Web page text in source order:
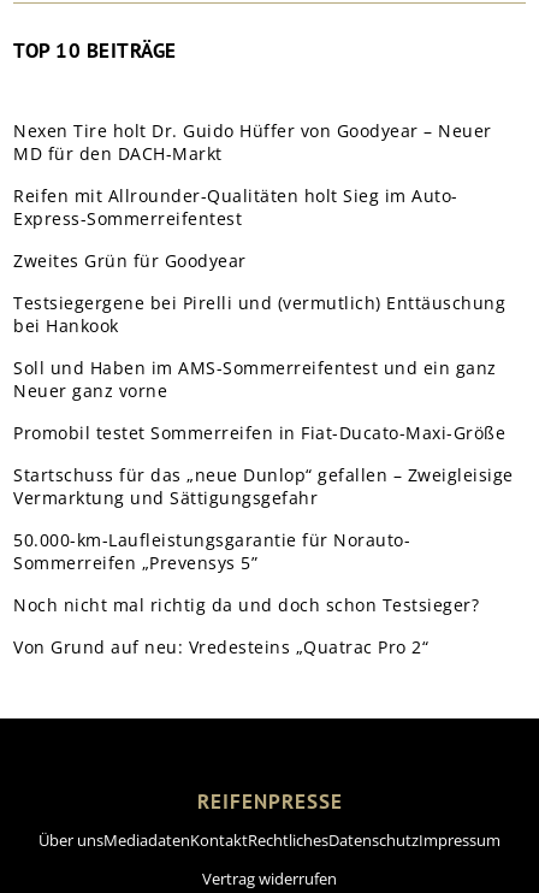
TOP 10 BEITRÄGE
Nexen Tire holt Dr. Guido Hüffer von Goodyear – Neuer
MD für den DACH-Markt
Reifen mit Allrounder-Qualitäten holt Sieg im Auto-
Express-Sommerreifentest
Zweites Grün für Goodyear
Testsiegergene bei Pirelli und (vermutlich) Enttäuschung
bei Hankook
Soll und Haben im AMS-Sommerreifentest und ein ganz
Neuer ganz vorne
Promobil testet Sommerreifen in Fiat-Ducato-Maxi-Größe
Startschuss für das „neue Dunlop“ gefallen – Zweigleisige
Vermarktung und Sättigungsgefahr
50.000-km-Laufleistungsgarantie für Norauto-
Sommerreifen „Prevensys 5”
Noch nicht mal richtig da und doch schon Testsieger?
Von Grund auf neu: Vredesteins „Quatrac Pro 2“
REIFENPRESSE
Über unsMediadatenKontaktRechtlichesDatenschutzImpressum
Vertrag widerrufen